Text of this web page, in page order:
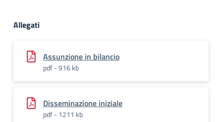
Allegati
Assunzione in bilancio
pdf - 916 kb
Disseminazione iniziale
pdf - 1211 kb